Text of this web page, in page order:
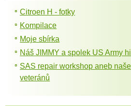
Citroen H - fotky
Kompilace
Moje sbírka
Náš JIMMY a spolek US Army
SAS repair workshop aneb
veteránů